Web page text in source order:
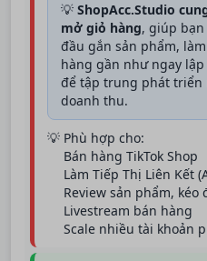
💡 ShopAcc.Studio
mở giỏ hàng, giúp
đầu gắn sản phẩm,
hàng gần như ngay
để tập trung phát triển
doanh thu.
💡 Phù hợp cho:
Bán hàng TikTok Shop
Làm Tiếp Thị Liên Kết
Review sản phẩm, kéo
Livestream bán hàng
Scale nhiều tài khoản